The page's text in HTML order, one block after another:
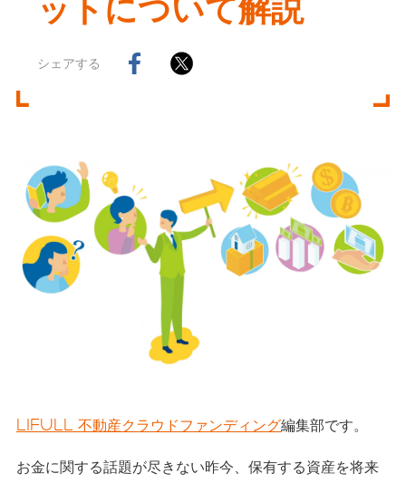
シェアする
LIFULL 不動産クラウドファンディング編集部です。
お金に関する話題が尽きない昨今、保有する資産を将来